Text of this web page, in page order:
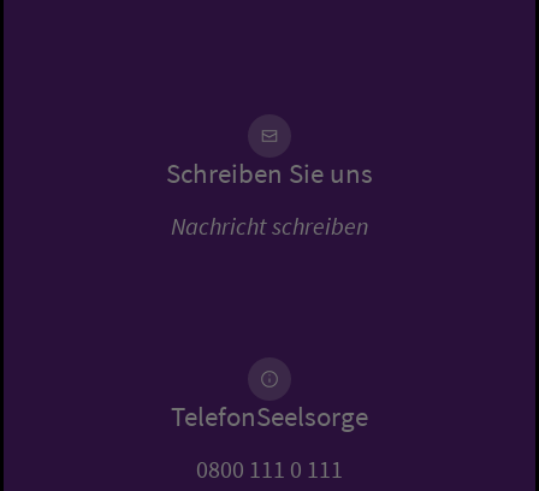
Schreiben Sie uns
Nachricht schreiben
TelefonSeelsorge
0800 111 0 111